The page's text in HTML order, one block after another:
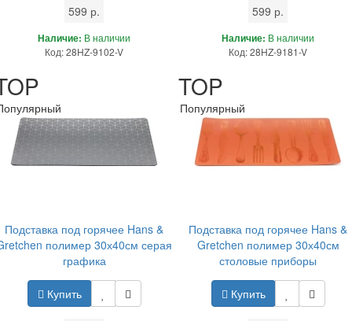
599 р.
Наличие: В наличии
Код: 28HZ-9102-V
599 р.
Наличие: В наличии
Код: 28HZ-9181-V
Подставка под горячее Hans &
полимер 30х40см серая
графика
Купить
TOP
Популярный
Подставка под горячее Hans &
Gretchen полимер 30х40см
столовые приборы
Купить